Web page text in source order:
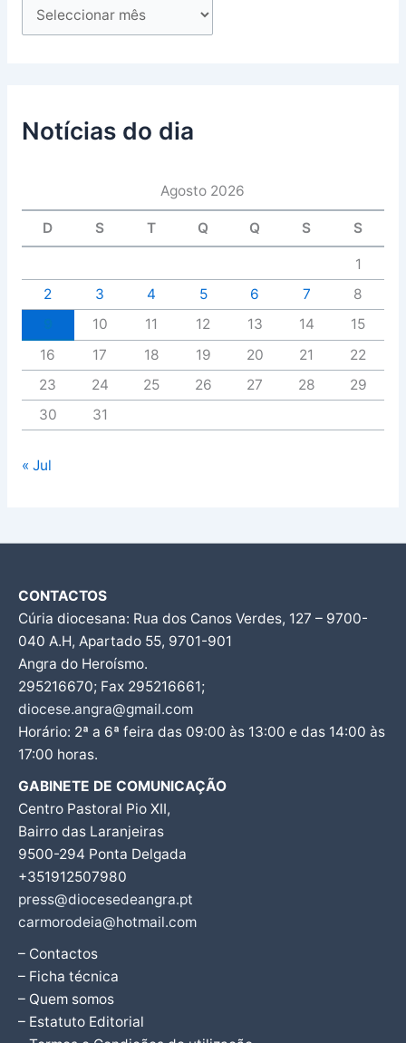
Notícias do dia
Agosto 2026
D S T Q Q S S
1
2
3 4 5 6 7
8
10 11 12 13 14
15
16
17 18 19 20 21
22
23
24 25 26 27 28
29
30
31
« Jul
CONTACTOS
Cúria diocesana: Rua dos Canos Verdes, 127 – 9700-
040 A.H, Apartado 55, 9701-901
Angra do Heroísmo.
295216670; Fax 295216661;
diocese.angra@gmail.com
Horário: 2ª a 6ª feira das 09:00 às 13:00 e das 14:00 às
17:00 horas.
GABINETE DE COMUNICAÇÃO
Centro Pastoral Pio XII,
Bairro das Laranjeiras
9500-294 Ponta Delgada
+351912507980
press@diocesedeangra.pt
carmorodeia@hotmail.com
– Contactos
– Ficha técnica
– Quem somos
– Estatuto Editorial